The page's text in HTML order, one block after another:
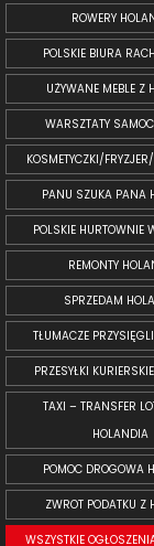
ROWERY
POLSKIE BIURA
UŻYWANE MEBLE Z
WARSZTATY
KOSMETYCZKI/
PANU SZUKA PANA
POLSKIE HURTOWNIE
REMONTY
SPRZEDAM
TŁUMACZE
PRZESYŁKI
TAXI – TRANSFER
HOLANDIA
POMOC DROGOWA
ZWROT PODATKU Z
WSZYSTKIE